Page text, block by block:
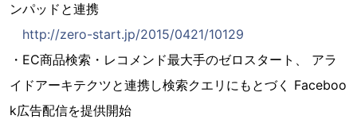
ンパッドと連携
http://zero-start.jp/2015/0421/10129
・EC商品検索・レコメンド最大手のゼロスタート、 アラ
イドアーキテクツと連携し検索クエリにもとづく Faceboo
k広告配信を提供開始